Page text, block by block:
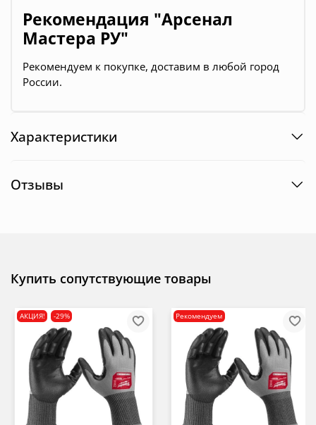
Рекомендация "Арсенал
Мастера РУ"
Рекомендуем к покупке, доставим в любой город
России.
Характеристики
Отзывы
Купить сопутствующие товары
АКЦИЯ! -29% Рекомендуем